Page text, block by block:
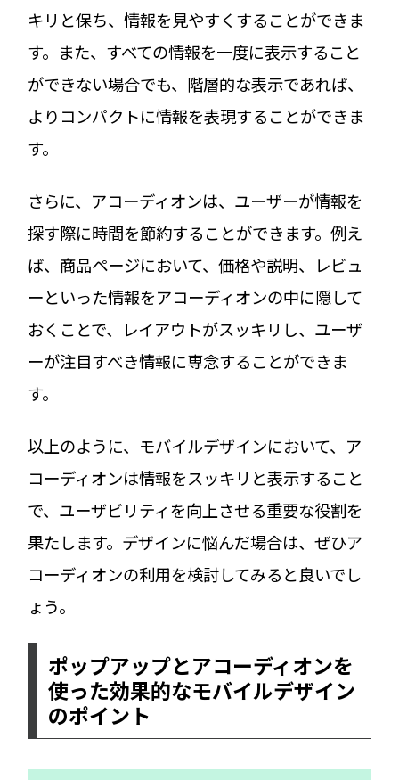
キリと保ち、情報を見やすくすることができま
す。また、すべての情報を一度に表示すること
ができない場合でも、階層的な表示であれば、
よりコンパクトに情報を表現することができま
す。
さらに、アコーディオンは、ユーザーが情報を
探す際に時間を節約することができます。例え
ば、商品ページにおいて、価格や説明、レビュ
ーといった情報をアコーディオンの中に隠して
おくことで、レイアウトがスッキリし、ユーザ
ーが注目すべき情報に専念することができま
す。
以上のように、モバイルデザインにおいて、ア
コーディオンは情報をスッキリと表示すること
で、ユーザビリティを向上させる重要な役割を
果たします。デザインに悩んだ場合は、ぜひア
コーディオンの利用を検討してみると良いでし
ょう。
ポップアップとアコーディオンを
使った効果的なモバイルデザイン
のポイント